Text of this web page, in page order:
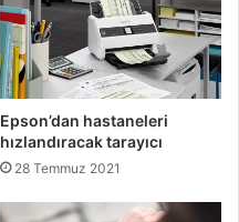
Epson’dan hastaneleri
hızlandıracak tarayıcı
28 Temmuz 2021